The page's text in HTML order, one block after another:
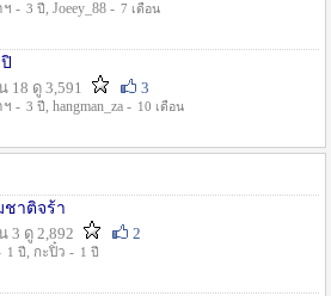
ฯ - 3 ปี , Joeey_88 - 7 เดือน
18 ดู 3,591
3
ฯ - 3 ปี , hangman_za - 10 เดือน
ชาติจร้า
3 ดู 2,892
2
1 ปี , กะปิ๋ว - 1 ปี